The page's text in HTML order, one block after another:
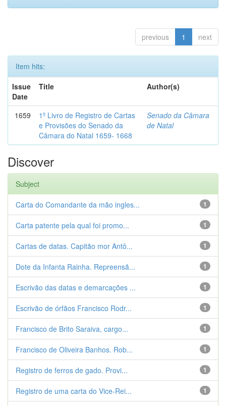
previous 1 next
Item hits:
Issue
Date
Title Author(s)
1659
1º Livro de Registro de Cartas
e Provisões do Senado da
Câmara do Natal 1659- 1668
Senado da Câmara
de Natal
Discover
Subject
1
Carta do Comandante da mão ingles...
1
Carta patente pela qual foi promo...
1
Cartas de datas. Capitão mor Antô...
1
Dote da Infanta Rainha. Repreensã...
1
Escrivão das datas e demarcações ...
1
Escrivão de órfãos Francisco Rodr...
1
Francisco de Brito Saraiva, cargo...
1
Francisco de Oliveira Banhos. Rob...
1
Registro de ferros de gado. Provi...
1
Registro de uma carta do Vice-Rei...